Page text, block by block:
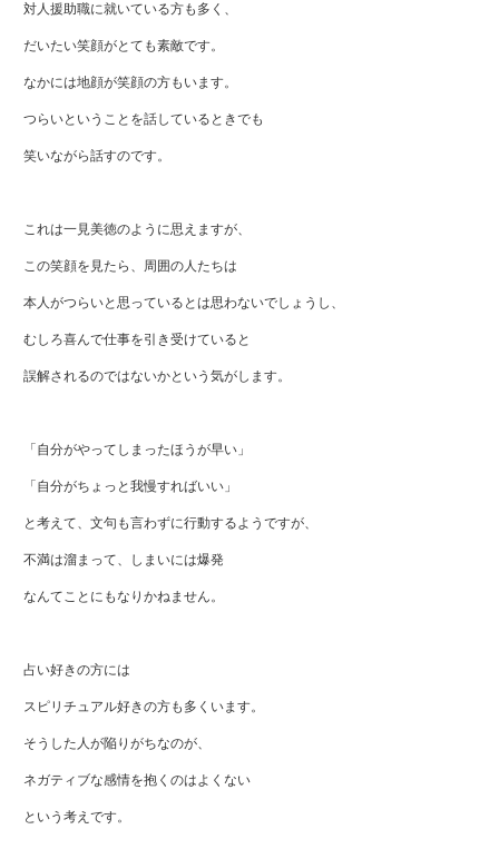
対人援助職に就いている方も多く、
だいたい笑顔がとても素敵です。
なかには地顔が笑顔の方もいます。
つらいということを話しているときでも
笑いながら話すのです。
これは一見美徳のように思えますが、
この笑顔を見たら、周囲の人たちは
本人がつらいと思っているとは思わないでしょうし、
むしろ喜んで仕事を引き受けていると
誤解されるのではないかという気がします。
「自分がやってしまったほうが早い」
「自分がちょっと我慢すればいい」
と考えて、文句も言わずに行動するようですが、
不満は溜まって、しまいには爆発
なんてことにもなりかねません。
占い好きの方には
スピリチュアル好きの方も多くいます。
そうした人が陥りがちなのが、
ネガティブな感情を抱くのはよくない
という考えです。